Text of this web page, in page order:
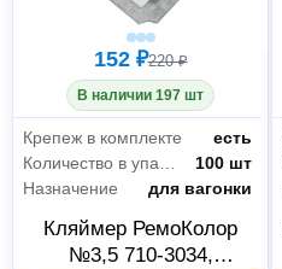
152 ₽220 ₽
В наличии 197 шт
Крепеж в комплекте
есть
Количество в упаковке
100 шт
Назначение
для вагонки
Кляймер РемоКолор
№3,5 710-3034,